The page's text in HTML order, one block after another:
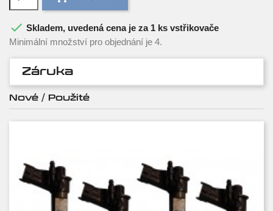
 Skladem, uvedená cena je za 1 ks vstřikovače
Minimální množství pro objednání je 4.
Záruka
Nové / Použité